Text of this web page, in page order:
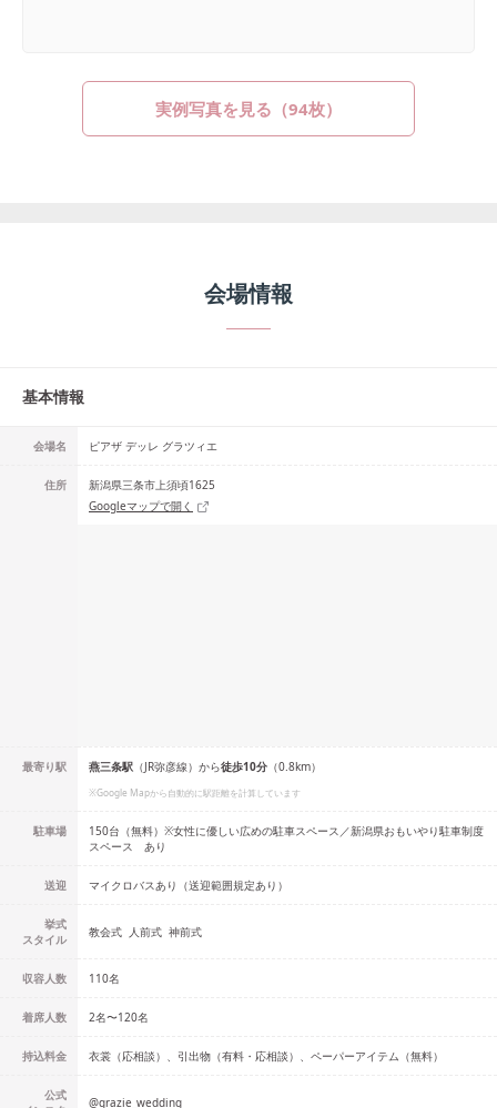
実例写真を見る（94枚）
会場情報
基本情報
会場名 ピアザ デッレ グラツィエ
住所
新潟県三条市上須頃1625
Googleマップで開く
最寄り駅 燕三条駅 （JR弥彦線） から徒歩10分 （0.8km）
※Google Mapから自動的に駅距離を計算しています
駐車場
150台（無料）※女性に優しい広めの駐車スペース／新潟県おもいやり駐車制度
スペース あり
送迎 マイクロバスあり（送迎範囲規定あり）
挙式
スタイル
教会式 人前式 神前式
収容人数 110名
着席人数 2名〜120名
持込料金 衣裳（応相談）、引出物（有料・応相談）、ペーパーアイテム（無料）
公式
@grazie_wedding